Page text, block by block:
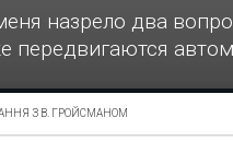
назрело два
передвигаются
З В. ГРОЙСМАНОМ